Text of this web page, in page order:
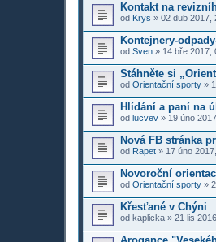
Kontakt na
od Krys » 02 dub 2017,
Kontejnery-
od Sven » 14 bře 2017,
Stáhněte si
od Orientační sporty »
Hlídání a paní na
od lucvev » 19 úno
Nová FB stránka
od Rapet » 17 úno
Novoroční
od Orientační sporty »
Křesťané v Chýni
od kaplicka » 21 lis